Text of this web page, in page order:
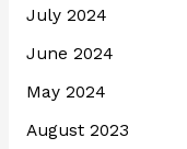
July 2024
June 2024
May 2024
August 2023